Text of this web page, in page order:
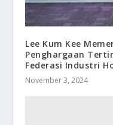
Lee Kum Kee
Penghargaan
Federasi Industri
November 3, 2024